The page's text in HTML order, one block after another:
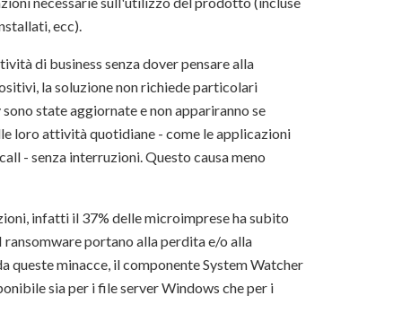
ecc).
di business senza dover pensare alla
la soluzione non richiede particolari
state aggiornate e non appariranno se
loro attività quotidiane - come le applicazioni
- senza interruzioni. Questo causa meno
infatti il 37% delle microimprese ha subito
ransomware portano alla perdita e/o alla
queste minacce, il componente System Watcher
sia per i file server Windows che per i